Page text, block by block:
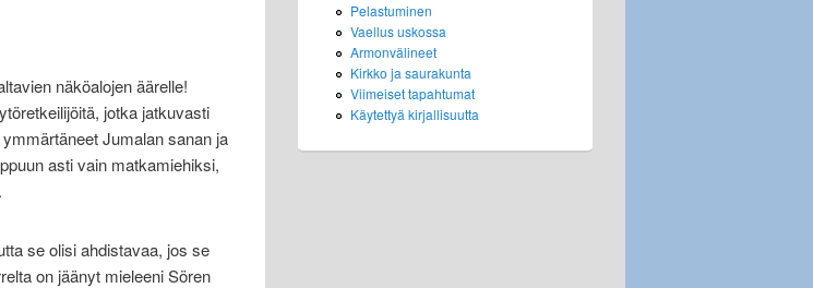
näköalojen äärelle!
jotka jatkuvasti
Jumalan sanan ja
asti vain matkamiehiksi,
se olisi ahdistavaa, jos se
on jäänyt mieleeni Sören
Pelastuminen
Vaellus uskossa
Armonvälineet
Kirkko ja saurakunta
Viimeiset tapahtumat
Käytettyä kirjallisuutta